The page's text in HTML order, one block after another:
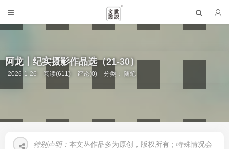
阿龙丨纪实摄影作品选（21-30）
2026-1-26 阅读(611) 评论(0) 分类：随笔
特别声明： 本文丛作品多为原创，版权所有；特殊情况会